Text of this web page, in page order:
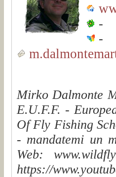
-
-
Mirko Dalmonte
E.U.F.F. -
Of Fly Fishing
- mandatemi un
Web:
https://